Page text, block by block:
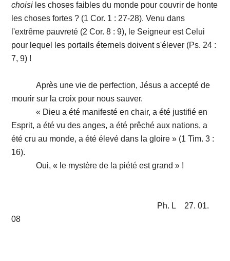
choisi les choses faibles du monde pour couvrir de honte
les choses fortes ? (1 Cor. 1 : 27-28). Venu dans
l'extrême pauvreté (2 Cor. 8 : 9), le Seigneur est Celui
pour lequel les portails éternels doivent s'élever (Ps. 24 :
7, 9) !
Après une vie de perfection, Jésus a accepté de
mourir sur la croix pour nous sauver.
« Dieu a été manifesté en chair, a été justifié en
Esprit, a été vu des anges, a été prêché aux nations, a
été cru au monde, a été élevé dans la gloire » (1 Tim. 3 :
16).
Oui, « le mystère de la piété est grand » !
Ph. L 27. 01.
08